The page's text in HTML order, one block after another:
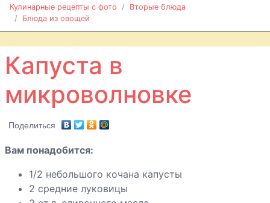
Кулинарные рецепты с фото
Вторые блюда
Блюда из овощей
яблоками и
изюмом
Капуста в
микроволновке
геркулеса с
Котлеты из
Капуста в
микроволновке
Поделиться
Вам понадобится:
1/2 небольшого кочана капусты
2 средние луковицы